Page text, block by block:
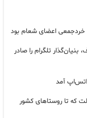
اعضای شعام بود
تلگرام را صادر
آمد
که تا روستاهای کشور